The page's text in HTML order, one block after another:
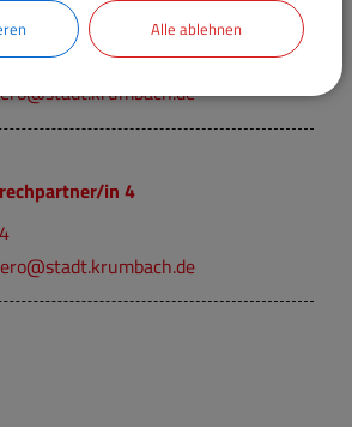
in 3
in 4
Alle ablehnen